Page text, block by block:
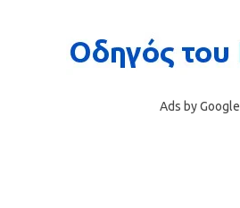
Ads by Google